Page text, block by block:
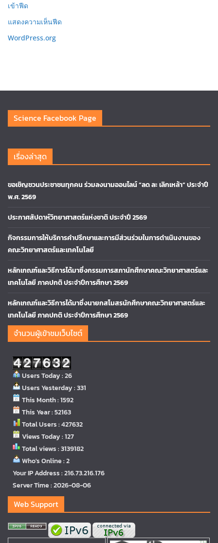
เข้าฟีด
แสดงความเห็นฟีด
WordPress.org
Science Facebook Page
เรื่องล่าสุด
ขอเชิญชวนประชาชนทุกคน ร่วมลงนามออนไลน์ “ลด ละ เลิกเหล้า” ประจำปี
พ.ศ. 2569
ประกาศสัปดาห์วิทยาศาสตร์แห่งชาติ ประจำปี 2569
กิจกรรมการให้บริการคำปรึกษาและการมีส่วนร่วมในการดำเนินงานของ
คณะวิทยาศาสตร์และเทคโนโลยี
หลักเกณฑ์และวิธีการได้มาซึ่งกรรมการสภานักศึกษาคณะวิทยาศาสตร์และ
เทคโนโลยี ภาคปกติ ประจำปีการศึกษา 2569
หลักเกณฑ์และวิธีการได้มาซึ่งนายกสโมสรนักศึกษาคณะวิทยาศาสตร์และ
เทคโนโลยี ภาคปกติ ประจำปีการศึกษา 2569
จำนวนผู้เข้าชมเว็บไซต์
Users Today : 26
Users Yesterday : 331
This Month : 1592
This Year : 52163
Total Users : 427632
Views Today : 127
Total views : 3139182
Who's Online : 2
Your IP Address : 216.73.216.176
Server Time : 2026-08-06
Web Support